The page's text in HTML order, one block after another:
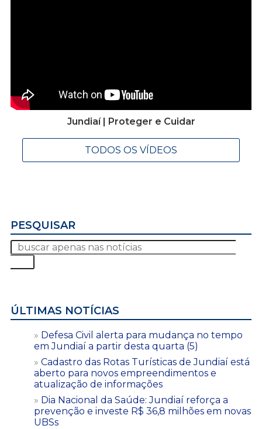
Jundiaí | Proteger e Cuidar
TODOS OS VÍDEOS
PESQUISAR
ÚLTIMAS NOTÍCIAS
Defesa Civil alerta para mudança no tempo
em Jundiaí a partir desta quarta (5)
Cadastro das Rotas Turísticas de Jundiaí está
aberto para novos empreendimentos e
atualização de informações
Dia Nacional da Saúde: Jundiaí reforça a
prevenção e investe R$ 36,8 milhões em novas
UBSs